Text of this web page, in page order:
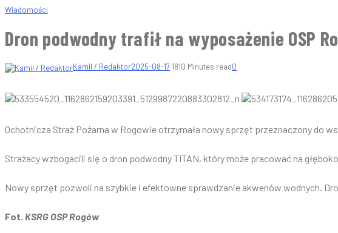
Wiadomości
Dron podwodny trafił na wyposażenie OSP
Kamil / Redaktor2025-08-171810 Minutes read0
Ochotnicza Straż Pożarna w Rogowie otrzymała nowy sprzęt przeznaczony do
Strażacy wzbogacili się o dron podwodny TITAN, który może pracować na
Nowy sprzęt pozwoli na szybkie i efektowne sprawdzanie akwenów wodnych.
Fot. KSRG OSP Rogów